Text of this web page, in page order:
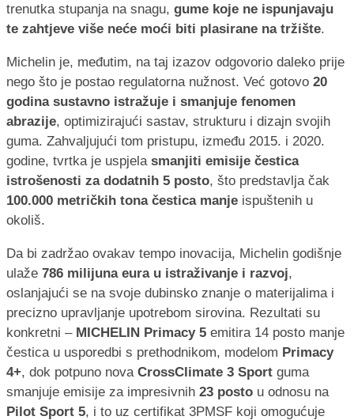
trenutka stupanja na snagu, gume koje ne ispunjavaju
te zahtjeve više neće moći biti plasirane na tržište.
Michelin je, međutim, na taj izazov odgovorio daleko prije
nego što je postao regulatorna nužnost. Već gotovo 20
godina sustavno istražuje i smanjuje fenomen
abrazije, optimizirajući sastav, strukturu i dizajn svojih
guma. Zahvaljujući tom pristupu, između 2015. i 2020.
godine, tvrtka je uspjela smanjiti emisije čestica
istrošenosti za dodatnih 5 posto, što predstavlja čak
100.000 metričkih tona čestica manje ispuštenih u
okoliš.
Da bi zadržao ovakav tempo inovacija, Michelin godišnje
ulaže 786 milijuna eura u istraživanje i razvoj,
oslanjajući se na svoje dubinsko znanje o materijalima i
precizno upravljanje upotrebom sirovina. Rezultati su
konkretni – MICHELIN Primacy 5 emitira 14 posto manje
čestica u usporedbi s prethodnikom, modelom Primacy
4+, dok potpuno nova CrossClimate 3 Sport guma
smanjuje emisije za impresivnih 23 posto u odnosu na
Pilot Sport 5, i to uz certifikat 3PMSF koji omogućuje